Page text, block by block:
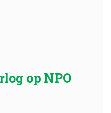
op NPO